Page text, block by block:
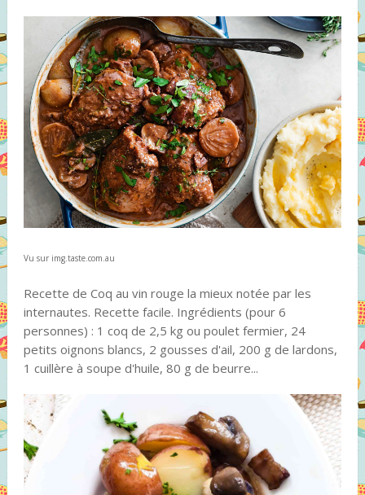
Vu sur img.taste.com.au
Recette de Coq au vin rouge la mieux notée par les
internautes. Recette facile. Ingrédients (pour 6
personnes) : 1 coq de 2,5 kg ou poulet fermier, 24
petits oignons blancs, 2 gousses d'ail, 200 g de lardons,
1 cuillère à soupe d'huile, 80 g de beurre...